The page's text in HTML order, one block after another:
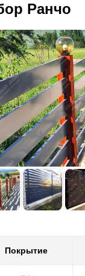
Ранчо
Покрытие